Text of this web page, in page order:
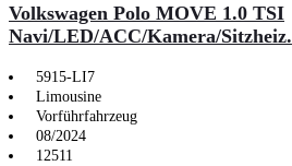
Volkswagen Polo MOVE 1.0 TSI
Navi/LED/ACC/Kamera/Sitzheiz.
5915-LI7
Limousine
Vorführfahrzeug
08/2024
12511